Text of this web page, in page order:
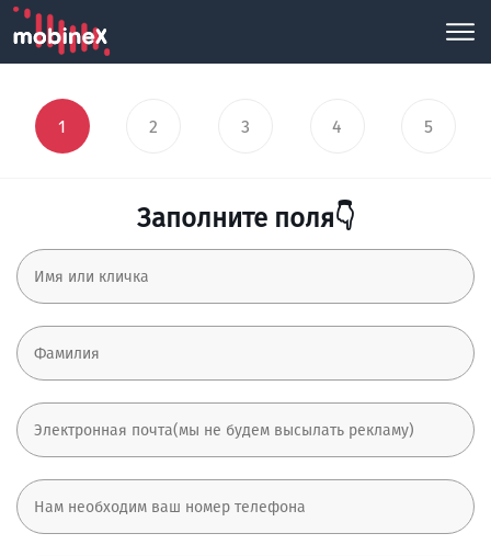
1 2 3 4 5
Заполните поля👇